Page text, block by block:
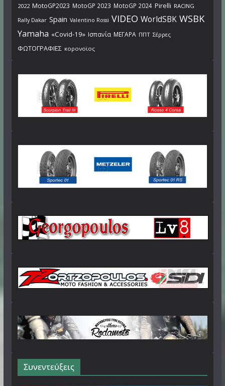
2022 MotoGP2023 MotoGP 2023 MotoGP 2024 Pirelli RACING
Rally Dakar Spain Valentino Rossi VIDEO WorldSBK WSBK
Yamaha «Covid-19» Ισπανία ΜΕΓΑΡΑ ΠΠΤ Σέρρες
ΦΩΤΟΓΡΑΦΙΕΣ κορονοϊος
Συνεντεύξεις